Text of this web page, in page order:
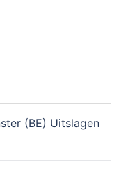
(BE) Uitslagen